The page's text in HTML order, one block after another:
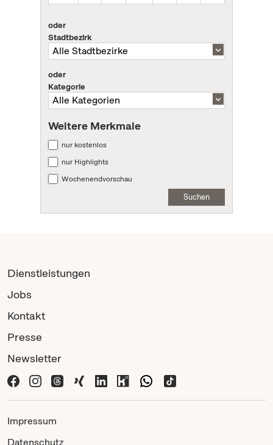
oder
Stadtbezirk
oder
Kategorie
Weitere Merkmale
nur kostenlos
nur Highlights
Wochenendvorschau
Suchen
Dienstleistungen
Jobs
Kontakt
Presse
Newsletter
Impressum